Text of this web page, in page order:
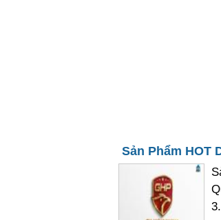
Sản Phẩm HOT